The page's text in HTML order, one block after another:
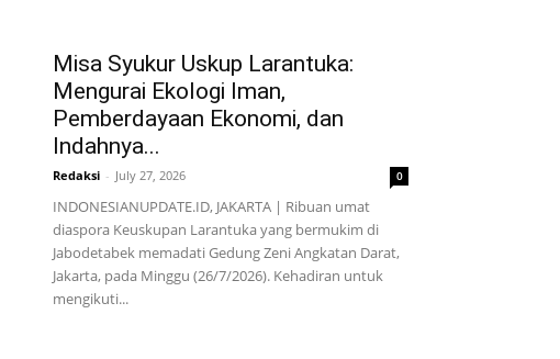
Misa Syukur Uskup Larantuka:
Mengurai Ekologi Iman,
Pemberdayaan Ekonomi, dan
Indahnya...
Redaksi - July 27, 2026 0
INDONESIANUPDATE.ID, JAKARTA | Ribuan umat
diaspora Keuskupan Larantuka yang bermukim di
Jabodetabek memadati Gedung Zeni Angkatan Darat,
Jakarta, pada Minggu (26/7/2026). Kehadiran untuk
mengikuti...